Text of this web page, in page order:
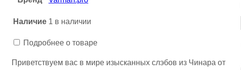
Наличие 1 в наличии
Подробнее о товаре
Приветствуем вас в мире изысканных слэбов из Чинара от